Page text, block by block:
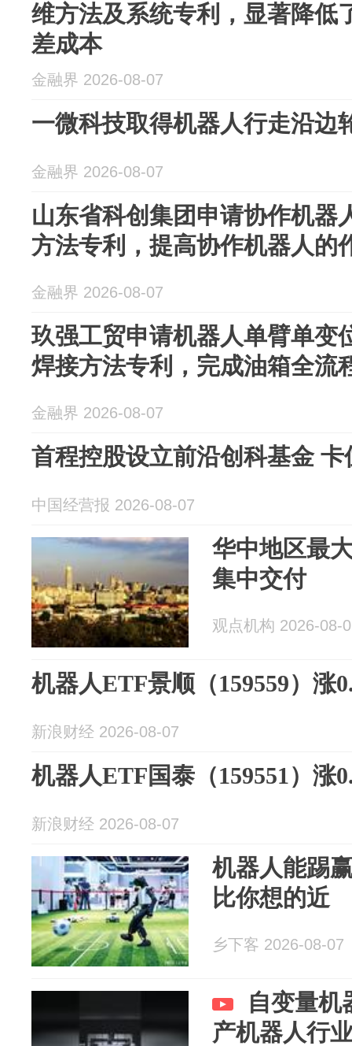
维方法及系统专利，显著降低
差成本
金融界 2026-08-07
一微科技取得机器人行走沿边
金融界 2026-08-07
山东省科创集团申请协作机器
方法专利，提高协作机器人的
金融界 2026-08-07
玖强工贸申请机器人单臂单变
焊接方法专利，完成油箱全流
金融界 2026-08-07
首程控股设立前沿创科基金
中国经营报 2026-08-07
华中地区最
集中交付
观点机构 2026-08-
机器人ETF景顺（159559）涨
新浪财经 2026-08-07
机器人ETF国泰（159551）涨
新浪财经 2026-08-07
机器人能踢
比你想的近
乡下客 2026-08-07
自变量机
产机器人行